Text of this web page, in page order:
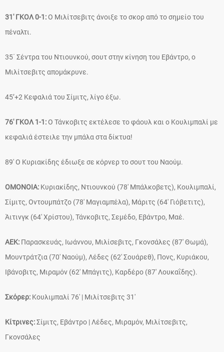
31′ ΓΚΟΛ 0-1:Ο Μιλίτσεβιτς άνοιξε το σκορ από το σημείο του
πέναλτι.
35΄ Σέντρα του Ντιουνκού, σουτ στην κίνηση του Εβάντρο, ο
Μιλίτσεβιτς απομάκρυνε.
45’+2 Κεφαλιά του Σίμιτς, λίγο έξω.
76′ ΓΚΟΛ 1-1:Ο Τάνκοβιτς εκτέλεσε το φάουλ και ο Κουλιμπαλί με
κεφαλιά έστειλε την μπάλα στα δίκτυα!
89′ Ο Κυριακίδης έδιωξε σε κόρνερ το σουτ του Ναούμ.
ΟΜΟΝΟΙΑ: Κυριακίδης, Ντιουνκού (78′ Μπάλκοβετς), Κουλιμπαλί,
Σίμιτς, Οντουμπάτζο (78′ Μαγιαμπέλα), Μάριτς (64′ Γιόβετιτς),
Άιτινγκ (64′ Χρίστου), Τάνκοβιτς, Σεμέδο, Εβάντρο, Μαέ.
ΑΕΚ: Παρασκευάς, Ιωάννου, Μιλίσεβιτς, Γκονσάλες (87′ Θωμά),
Μουντράτζια (70′ Ναούμ), Λέδες (62′ Σουάρεθ), Πονς, Κυριάκου,
Ιβάνοβιτς, Μιραμόν (62′ Μπάγιτς), Καρδέρο (87′ Λουκαΐδης).
Σκόρερ: Κουλιμπαλί 76′ | Μιλίτσεβιτς 31′
Κίτρινες:Σίμιτς, Εβάντρο | Λέδες, Μιραμόν, Μιλίτσεβιτς,
Γκονσάλες